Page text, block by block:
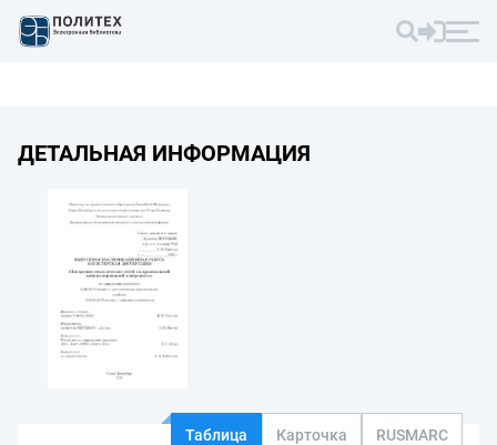
ДЕТАЛЬНАЯ ИНФОРМАЦИЯ
Таблица Карточка RUSMARC